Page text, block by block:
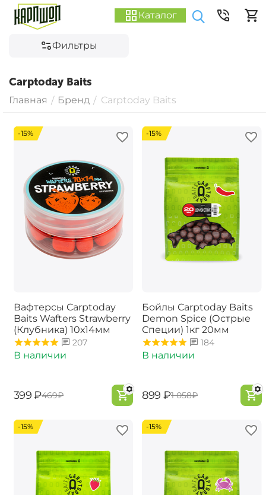
Каталог
Фильтры
Carptoday Baits
Главная / Бренд / Carptoday Baits
-15%
Вафтерсы Carptoday
Baits Wafters Strawberry
(Клубника) 10х14мм
207
В наличии
‍399‍ ₽‍469‍₽
-15%
Бойлы Carptoday Baits
Demon Spice (Острые
Специи) 1кг 20мм
184
В наличии
‍899‍ ₽‍1 058‍₽
-15% -15%